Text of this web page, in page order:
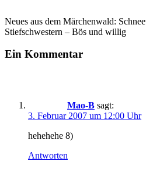
Neues aus dem Märchenwald:
Stiefschwestern – Bös und willig
Ein Kommentar
Mao-B sagt:
3. Februar 2007 um 12:00 Uhr
hehehehe 8)
Antworten